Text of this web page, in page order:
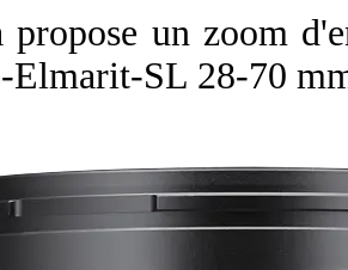
propose un zoom
Elmarit-SL 28-70